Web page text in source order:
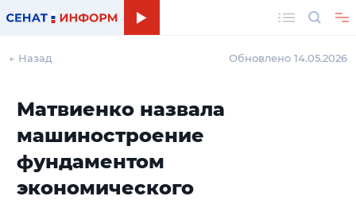
← Назад Обновлено 14.05.2026
Матвиенко назвала
машиностроение
фундаментом
экономического